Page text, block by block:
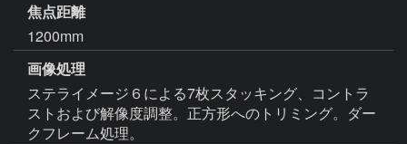
焦点距離
1200mm
画像処理
ステライメージ６による7枚スタッキング、コントラ
ストおよび解像度調整。正方形へのトリミング。ダー
クフレーム処理。